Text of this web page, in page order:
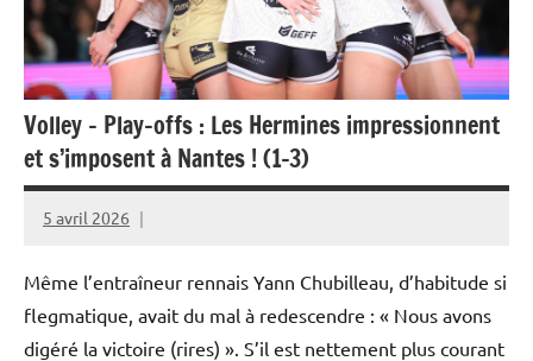
Volley – Play-offs : Les Hermines impressionnent
et s’imposent à Nantes ! (1-3)
5 avril 2026
Rédaction
Même l’entraîneur rennais Yann Chubilleau, d’habitude si
flegmatique, avait du mal à redescendre : « Nous avons
digéré la victoire (rires) ». S’il est nettement plus courant